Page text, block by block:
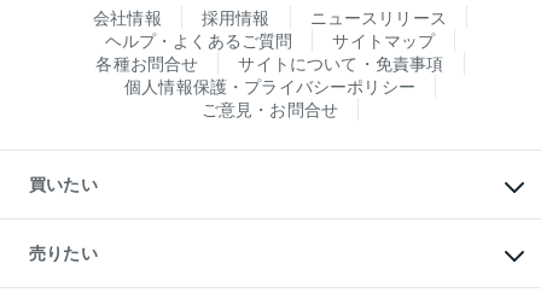
会社情報 採用情報
ニュースリリース
ヘルプ・よくあるご質問
サイトマップ
各種お問合せ
サイトについて・免責事項
個人情報保護・プライバシーポリシー
ご意見・お問合せ
買いたい
新築・分譲マンションの購入
中古マンションの購入
一戸建ての購入
売りたい